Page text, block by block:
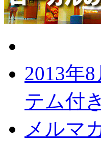
2013年
テム付き
メルマ